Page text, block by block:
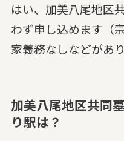
はい、加美八尾地区
わず申し込めます（
家義務なしなどがあり
加美八尾地区共同
り駅は？